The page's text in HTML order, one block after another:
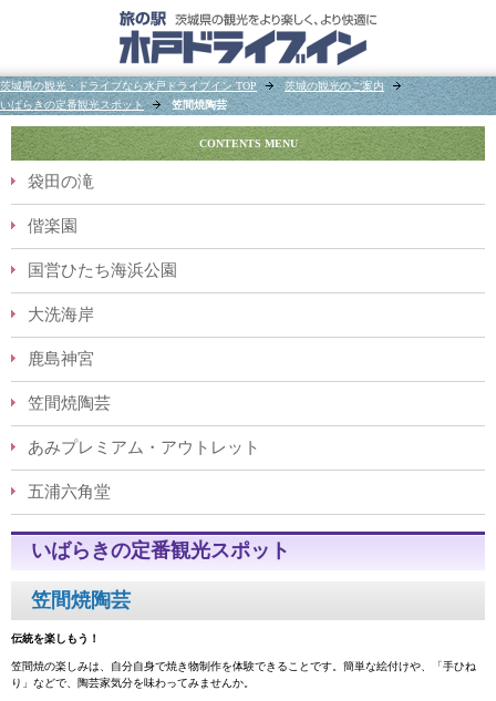
茨城県の観光・ドライブなら水戸ドライブイン TOP
茨城の観光のご案内
いばらきの定番観光スポット
笠間焼陶芸
CONTENTS MENU
袋田の滝
偕楽園
国営ひたち海浜公園
大洗海岸
鹿島神宮
笠間焼陶芸
あみプレミアム・アウトレット
五浦六角堂
いばらきの定番観光スポット
笠間焼陶芸
伝統を楽しもう！
笠間焼の楽しみは、自分自身で焼き物制作を体験できることです。簡単な絵付けや、「手ひね
り」などで、陶芸家気分を味わってみませんか。